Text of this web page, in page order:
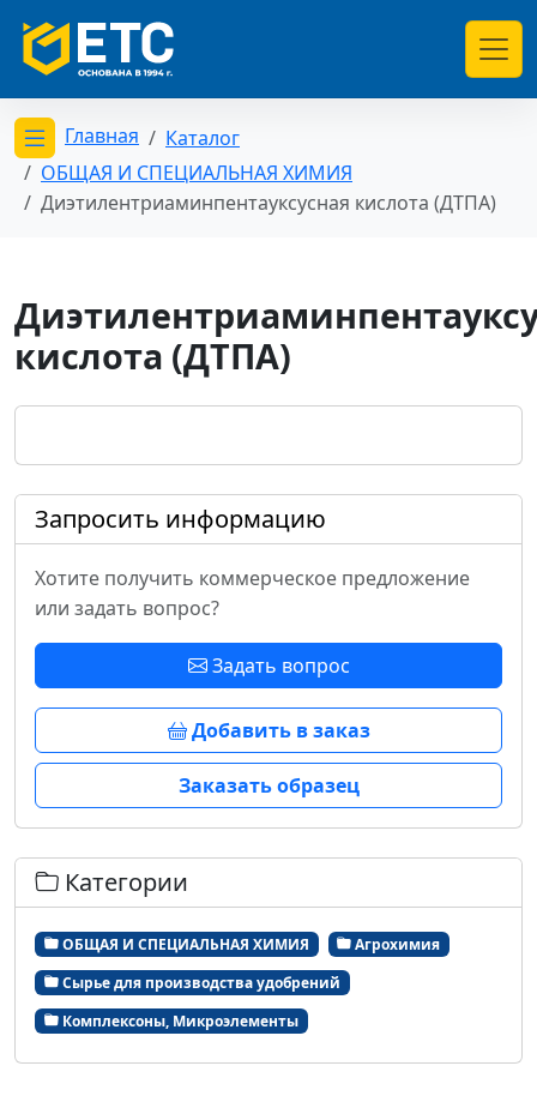
Открыть меню категорий
Главная
Каталог
ОБЩАЯ И СПЕЦИАЛЬНАЯ ХИМИЯ
Диэтилентриаминпентауксусная кислота (ДТПА)
кислота (ДТПА)
Запросить информацию
Хотите получить коммерческое предложение
или задать вопрос?
Задать вопрос
Добавить в заказ
Заказать образец
Категории
ОБЩАЯ И СПЕЦИАЛЬНАЯ ХИМИЯ
Агрохимия
Сырье для производства удобрений
Комплексоны, Микроэлементы